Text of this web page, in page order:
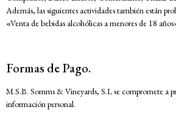
Además, las siguientes actividades también están
«Venta de bebidas alcohólicas a menores de 18
Formas de Pago.
M.S.B. Somms & Vineyards, S.L se compromete a
información personal.